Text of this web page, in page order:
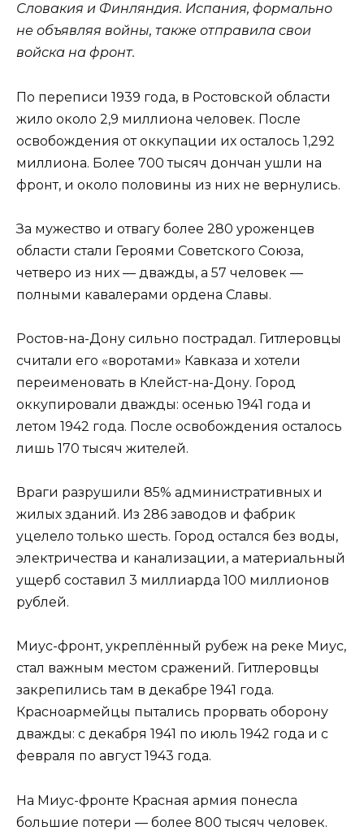
Словакия и Финляндия. Испания, формально
не объявляя войны, также отправила свои
войска на фронт.
По переписи 1939 года, в Ростовской области
жило около 2,9 миллиона человек. После
освобождения от оккупации их осталось 1,292
миллиона. Более 700 тысяч дончан ушли на
фронт, и около половины из них не вернулись.
За мужество и отвагу более 280 уроженцев
области стали Героями Советского Союза,
четверо из них — дважды, а 57 человек —
полными кавалерами ордена Славы.
Ростов-на-Дону сильно пострадал. Гитлеровцы
считали его «воротами» Кавказа и хотели
переименовать в Клейст-на-Дону. Город
оккупировали дважды: осенью 1941 года и
летом 1942 года. После освобождения осталось
лишь 170 тысяч жителей.
Враги разрушили 85% административных и
жилых зданий. Из 286 заводов и фабрик
уцелело только шесть. Город остался без воды,
электричества и канализации, а материальный
ущерб составил 3 миллиарда 100 миллионов
рублей.
Миус-фронт, укреплённый рубеж на реке Миус,
стал важным местом сражений. Гитлеровцы
закрепились там в декабре 1941 года.
Красноармейцы пытались прорвать оборону
дважды: с декабря 1941 по июль 1942 года и с
февраля по август 1943 года.
На Миус-фронте Красная армия понесла
большие потери — более 800 тысяч человек.